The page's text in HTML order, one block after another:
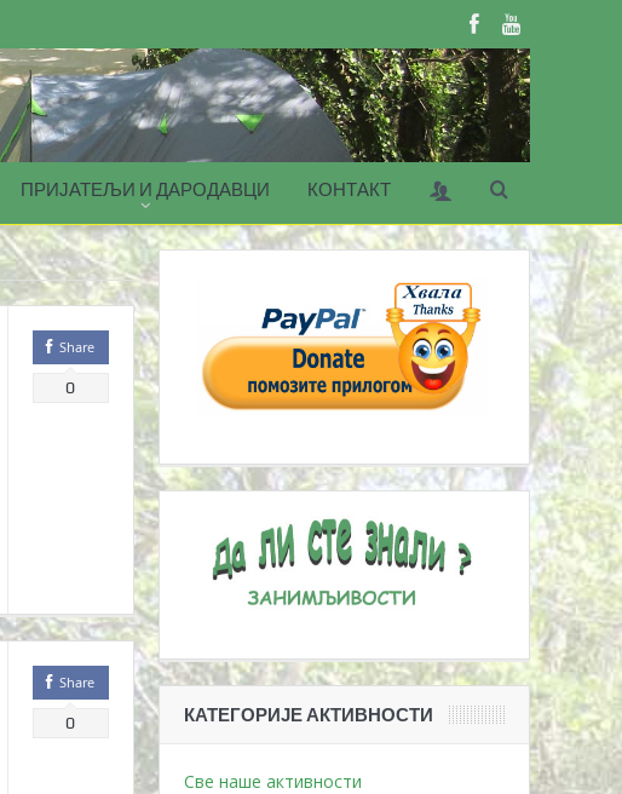
ПРИЈАТЕЉИ И ДАРОДАВЦИ КОНТАКТ
Share
0
Share
0 КАТЕГОРИЈЕ АКТИВНОСТИ
Све наше активности